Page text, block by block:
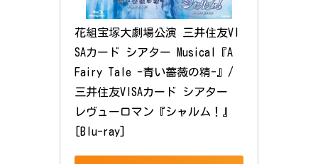
花組宝塚大劇場公演 三井住友VI
SAカード シアター Musical『A
Fairy Tale -青い薔薇の精-』/
三井住友VISAカード シアター
レヴューロマン『シャルム！』
[Blu-ray]